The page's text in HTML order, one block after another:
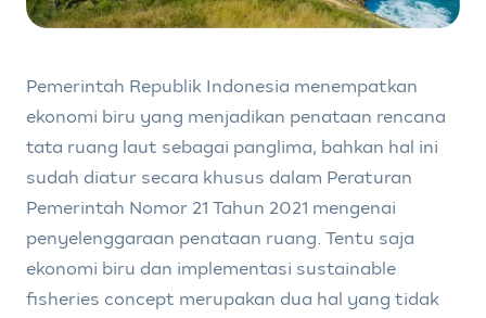
Pemerintah Republik Indonesia menempatkan
ekonomi biru yang menjadikan penataan rencana
tata ruang laut sebagai panglima, bahkan hal ini
sudah diatur secara khusus dalam Peraturan
Pemerintah Nomor 21 Tahun 2021 mengenai
penyelenggaraan penataan ruang. Tentu saja
ekonomi biru dan implementasi sustainable
fisheries concept merupakan dua hal yang tidak